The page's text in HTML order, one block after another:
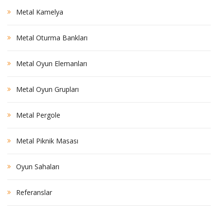
Metal Kamelya
Metal Oturma Bankları
Metal Oyun Elemanları
Metal Oyun Grupları
Metal Pergole
Metal Piknik Masası
Oyun Sahaları
Referanslar